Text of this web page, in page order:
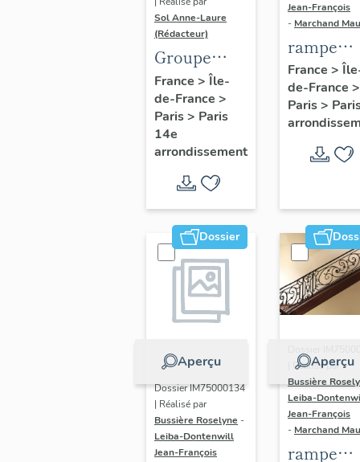
Sol Anne-Laure
(Rédacteur)
Groupe
sculpté :
Les
Adolescents
France > Île-
de-France >
Paris> Paris
14e
arrondissement
Jean-François
- Marchand
rampe
d'appui,
escalier
l' hôtel
(non
France >
de-France >
Paris>
Dossier
Aperçu
Dossier IM75000134
| Réalisé par
Bussière Roselyne -
Leiba-Dontenwill
Jean-François
Aperçu
| Réalisé par
Bussière
Leiba-
Jean-François
- Marchand
rampe